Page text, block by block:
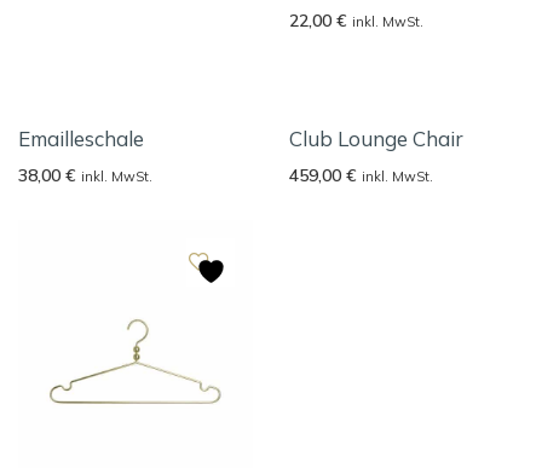
22,00 € inkl. MwSt.
Emailleschale
38,00 € inkl. MwSt.
Club Lounge Chair
459,00 € inkl. MwSt.